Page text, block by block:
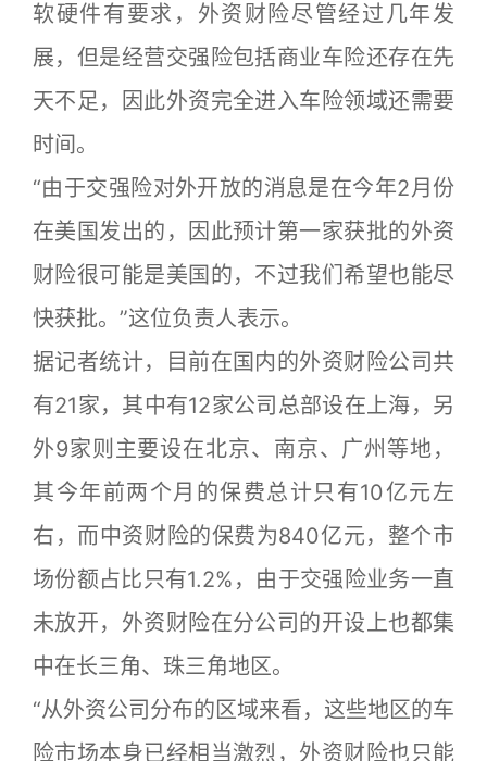
软硬件有要求，外资财险尽管经过几年发
展，但是经营交强险包括商业车险还存在先
天不足，因此外资完全进入车险领域还需要
时间。
“由于交强险对外开放的消息是在今年2月份
在美国发出的，因此预计第一家获批的外资
财险很可能是美国的，不过我们希望也能尽
快获批。”这位负责人表示。
据记者统计，目前在国内的外资财险公司共
有21家，其中有12家公司总部设在上海，另
外9家则主要设在北京、南京、广州等地，
其今年前两个月的保费总计只有10亿元左
右，而中资财险的保费为840亿元，整个市
场份额占比只有1.2%，由于交强险业务一直
未放开，外资财险在分公司的开设上也都集
中在长三角、珠三角地区。
“从外资公司分布的区域来看，这些地区的车
险市场本身已经相当激烈，外资财险也只能